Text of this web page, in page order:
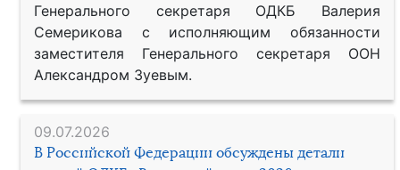
Генерального секретаря ОДКБ Валерия
Семерикова с исполняющим обязанности
заместителя Генерального секретаря ООН
Александром Зуевым.
09.07.2026
В Российской Федерации обсуждены детали